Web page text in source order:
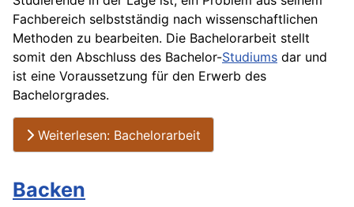
Fachbereich selbstständig nach wissenschaftlichen
Methoden zu bearbeiten. Die Bachelorarbeit stellt
somit den Abschluss des Bachelor-Studiums dar und
ist eine Voraussetzung für den Erwerb des
Bachelorgrades.
Weiterlesen: Bachelorarbeit
Backen